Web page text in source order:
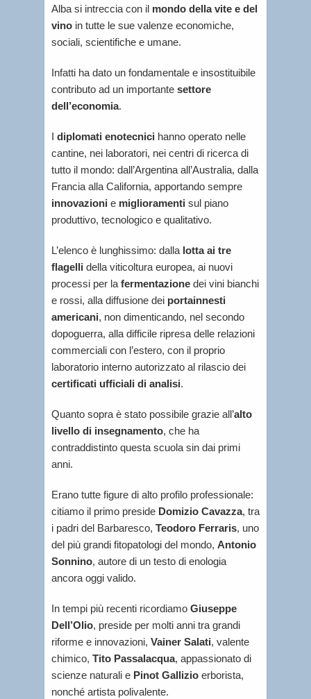
Alba si intreccia con il mondo della vite e del
vino in tutte le sue valenze economiche,
sociali, scientifiche e umane.
Infatti ha dato un fondamentale e insostituibile
contributo ad un importante settore
dell’economia.
I diplomati enotecnici hanno operato nelle
cantine, nei laboratori, nei centri di ricerca di
tutto il mondo: dall’Argentina all’Australia, dalla
Francia alla California, apportando sempre
innovazioni e miglioramenti sul piano
produttivo, tecnologico e qualitativo.
L’elenco è lunghissimo: dalla lotta ai tre
flagelli della viticoltura europea, ai nuovi
processi per la fermentazione dei vini bianchi
e rossi, alla diffusione dei portainnesti
americani, non dimenticando, nel secondo
dopoguerra, alla difficile ripresa delle relazioni
commerciali con l’estero, con il proprio
laboratorio interno autorizzato al rilascio dei
certificati ufficiali di analisi.
Quanto sopra è stato possibile grazie all’alto
livello di insegnamento, che ha
contraddistinto questa scuola sin dai primi
anni.
Erano tutte figure di alto profilo professionale:
citiamo il primo preside Domizio Cavazza, tra
i padri del Barbaresco, Teodoro Ferraris, uno
del più grandi fitopatologi del mondo, Antonio
Sonnino, autore di un testo di enologia
ancora oggi valido.
In tempi più recenti ricordiamo Giuseppe
Dell’Olio, preside per molti anni tra grandi
riforme e innovazioni, Vainer Salati, valente
chimico, Tito Passalacqua, appassionato di
scienze naturali e Pinot Gallizio erborista,
nonché artista polivalente.